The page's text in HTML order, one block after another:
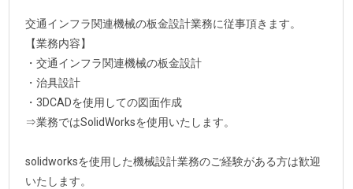
交通インフラ関連機械の板金設計業務に従事頂きます。
【業務内容】
・交通インフラ関連機械の板金設計
・治具設計
・3DCADを使用しての図面作成
⇒業務ではSolidWorksを使用いたします。
solidworksを使用した機械設計業務のご経験がある方は歓迎
いたします。